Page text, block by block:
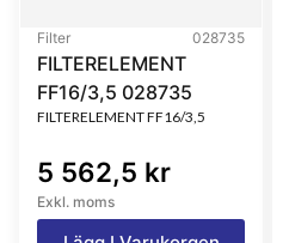
Filter 028735
FILTERELEMENT
FF16/3,5 028735
FILTERELEMENT FF16/3,5
5 562,5 kr
Exkl. moms